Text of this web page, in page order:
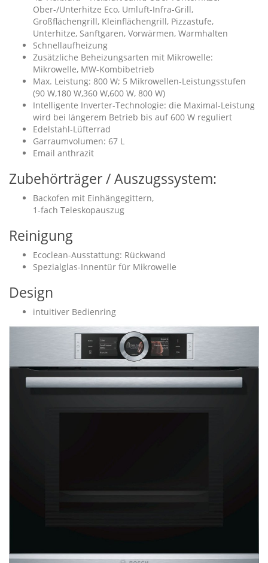
Ober-/Unterhitze Eco, Umluft-Infra-Grill,
Großflächengrill, Kleinflächengrill, Pizzastufe,
Unterhitze, Sanftgaren, Vorwärmen, Warmhalten
Schnellaufheizung
Zusätzliche Beheizungsarten mit Mikrowelle:
Mikrowelle, MW-Kombibetrieb
Max. Leistung: 800 W; 5 Mikrowellen-Leistungsstufen
(90 W,180 W,360 W,600 W, 800 W)
Intelligente Inverter-Technologie: die Maximal-Leistung
wird bei längerem Betrieb bis auf 600 W reguliert
Edelstahl-Lüfterrad
Garraumvolumen: 67 L
Email anthrazit
Zubehörträger / Auszugssystem:
Backofen mit Einhängegittern,
1-fach Teleskopauszug
Reinigung
Ecoclean-Ausstattung: Rückwand
Spezialglas-Innentür für Mikrowelle
Design
intuitiver Bedienring